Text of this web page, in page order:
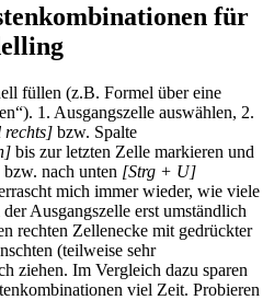
für
füllen (z.B. Formel über eine
1. Ausgangszelle auswählen, 2.
bzw. Spalte
bis zur letzten Zelle markieren und
bzw. nach unten [Strg + U]
mich immer wieder, wie viele
Ausgangszelle erst umständlich
rechten Zellenecke mit gedrückter
(teilweise sehr
ziehen. Im Vergleich dazu sparen
viel Zeit. Probieren